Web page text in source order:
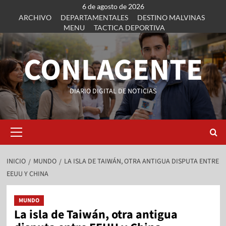
6 de agosto de 2026
ARCHIVO
DEPARTAMENTALES
DESTINO MALVINAS
MENU
TACTICA DEPORTIVA
CONLAGENTE
DIARIO DIGITAL DE NOTICIAS
INICIO MUNDO
LA ISLA DE TAIWÁN, OTRA ANTIGUA DISPUTA ENTRE
EEUU Y CHINA
MUNDO
La isla de Taiwán, otra antigua